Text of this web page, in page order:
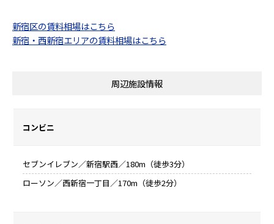
新宿区の賃料相場はこちら
新宿・西新宿エリアの賃料相場はこちら
周辺施設情報
コンビニ
セブンイレブン／新宿駅西／180m（徒歩3分）
ローソン／西新宿一丁目／170m（徒歩2分）